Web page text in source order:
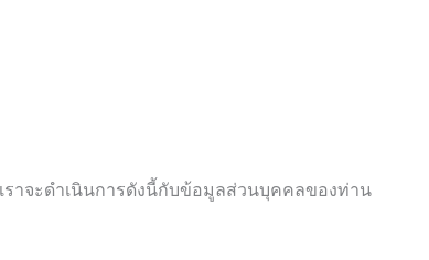
าจะดำเนินการดังนี้กับข้อมูลส่วนบุคคลของท่าน